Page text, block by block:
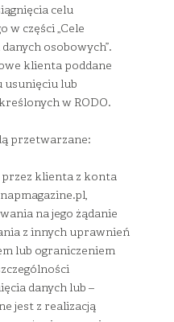
celu
w części „Cele
osobowych”.
klienta poddane
usunięciu lub
w RODO.
przetwarzane:
klienta z konta
na jego żądanie
z innych uprawnień
lub ograniczeniem
danych lub –
jest z realizacją